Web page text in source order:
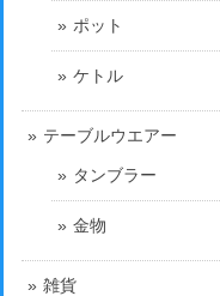
ポット
ケトル
テーブルウエアー
タンブラー
金物
雑貨